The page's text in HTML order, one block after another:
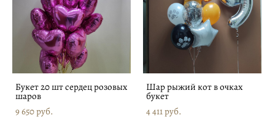
Букет 20 шт сердец розовых
шаров
9 650 pуб.
Шар рыжий кот в очках
букет
4 411 pуб.